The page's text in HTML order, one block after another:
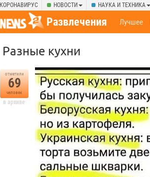
КОРОНАВИРУС НОВОСТИ НАУКА И ТЕХНИКА
Развлечения Лучшее
Разные кухни
отметили
69
человек
в архиве